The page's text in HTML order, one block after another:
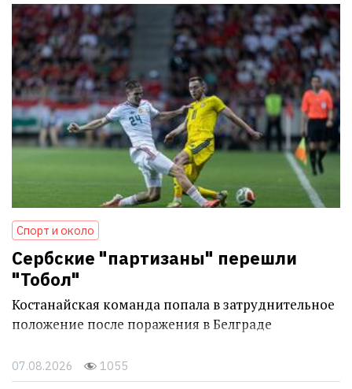
Спорт и около
Сербские "партизаны" перешли
"Тобол"
Костанайская команда попала в затруднительное
положение после поражения в Белграде
07.08.2026 1055